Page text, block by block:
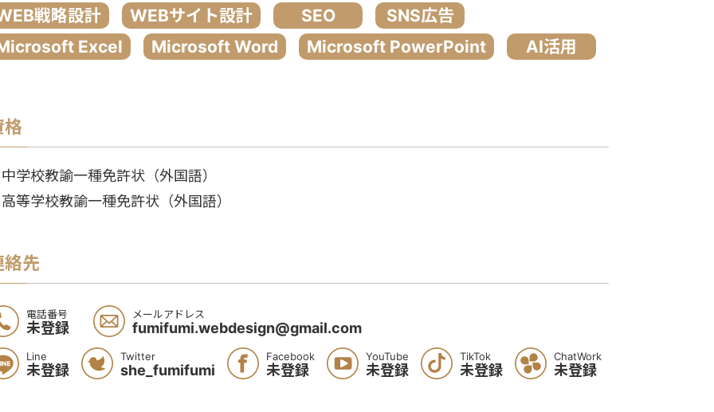
戦略設計
WEBサイト設計 SEO
SNS広告
Excel
Microsoft Word Microsoft PowerPoint AI活用
格
学校教諭一種免許状（外国語）
等学校教諭一種免許状（外国語）
絡先
電話番号
未登録
メールアドレス
fumifumi.webdesign@gmail.com
Line
未登録
Twitter
she_fumifumi
Facebook
未登録
YouTube
未登録
TikTok
未登録
ChatWork
未登録